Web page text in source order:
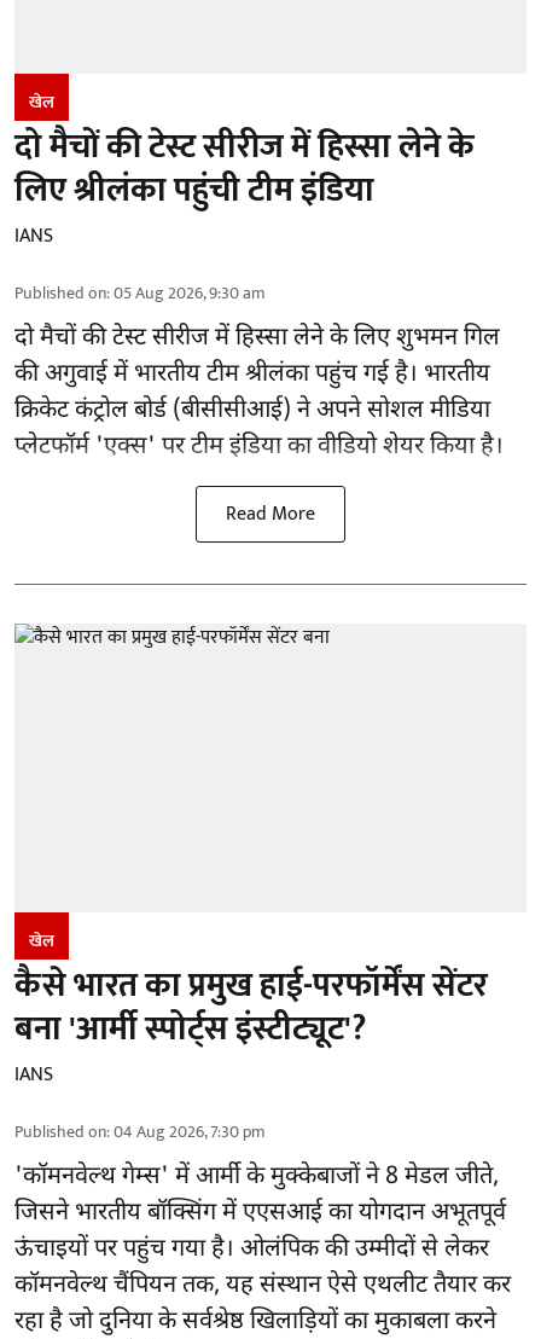
खेल
दो मैचों की टेस्ट सीरीज में हिस्सा लेने के
लिए श्रीलंका पहुंची टीम इंडिया
IANS
Published on:05 Aug 2026, 9:30 am
दो मैचों की टेस्ट सीरीज में हिस्सा लेने के लिए शुभमन गिल
की अगुवाई में भारतीय टीम श्रीलंका पहुंच गई है। भारतीय
क्रिकेट कंट्रोल बोर्ड (बीसीसीआई) ने अपने सोशल मीडिया
प्लेटफॉर्म 'एक्स' पर टीम इंडिया का वीडियो शेयर किया है।
Read More
खेल
कैसे भारत का प्रमुख हाई-परफॉर्मेंस सेंटर
बना 'आर्मी स्पोर्ट्स इंस्टीट्यूट'?
IANS
Published on:04 Aug 2026, 7:30 pm
'कॉमनवेल्थ गेम्स' में आर्मी के मुक्केबाजों ने 8 मेडल जीते,
जिसने भारतीय बॉक्सिंग में एएसआई का योगदान अभूतपूर्व
ऊंचाइयों पर पहुंच गया है। ओलंपिक की उम्मीदों से लेकर
कॉमनवेल्थ चैंपियन तक, यह संस्थान ऐसे एथलीट तैयार कर
रहा है जो दुनिया के सर्वश्रेष्ठ खिलाड़ियों का मुकाबला करने